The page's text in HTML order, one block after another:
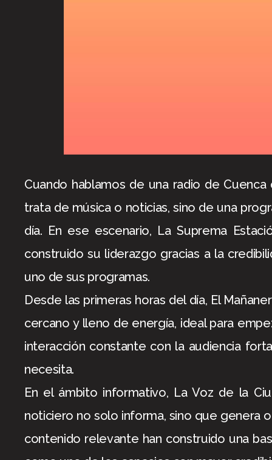
Cuando hablamos de una radio de
trata de música o noticias, sino de una
día. En ese escenario, La Suprema
construido su liderazgo gracias a la
uno de sus programas.
Desde las primeras horas del día, El
cercano y lleno de energía, ideal para
interacción constante con la audiencia
necesita.
En el ámbito informativo, La Voz de la
noticiero no solo informa, sino que genera
contenido relevante han construido una